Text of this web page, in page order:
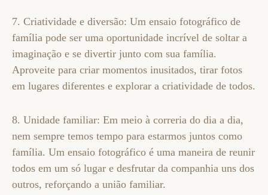
7. Criatividade e diversão: Um ensaio fotográfico de
família pode ser uma oportunidade incrível de soltar a
imaginação e se divertir junto com sua família.
Aproveite para criar momentos inusitados, tirar fotos
em lugares diferentes e explorar a criatividade de todos.
8. Unidade familiar: Em meio à correria do dia a dia,
nem sempre temos tempo para estarmos juntos como
família. Um ensaio fotográfico é uma maneira de reunir
todos em um só lugar e desfrutar da companhia uns dos
outros, reforçando a união familiar.